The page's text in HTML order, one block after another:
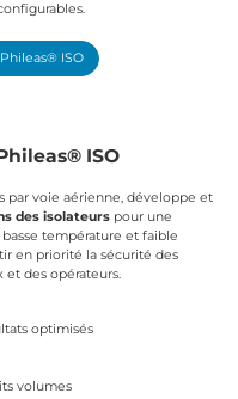
ISO
ISO
par voie aérienne, développe et
des isolateurs pour une
température et faible
en priorité la sécurité des
des opérateurs.
optimisés
volumes